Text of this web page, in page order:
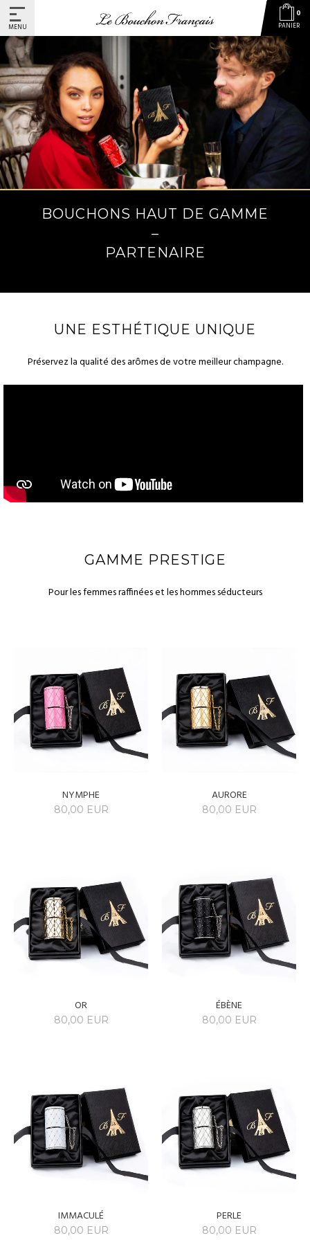
0
PANIER
MENU
BOUCHONS HAUT DE GAMME
–
PARTENAIRE
UNE ESTHÉTIQUE UNIQUE
Préservez la qualité des arômes de votre meilleur champagne.
GAMME PRESTIGE
Pour les femmes raffinées et les hommes séducteurs
NYMPHE
80,00 EUR
AURORE
80,00 EUR
OR
80,00 EUR
ÉBÈNE
80,00 EUR
IMMACULÉ
80,00 EUR
PERLE
80,00 EUR